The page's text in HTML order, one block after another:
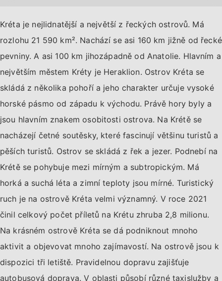
Kréta je nejlidnatější a největší z řeckých ostrovů. Má
rozlohu 21 590 km². Nachází se asi 160 km jižně od řecké
pevniny. A asi 100 km jihozápadně od Anatolie. Hlavním a
největším městem Kréty je Heraklion. Ostrov Kréta se
skládá z několika pohoří a jeho charakter určuje vysoké
horské pásmo od západu k východu. Právě hory byly a
jsou hlavním znakem osobitosti ostrova. Na Krétě se
nacházejí četné soutěsky, které fascinují většinu turistů a
pěších turistů. Ostrov se skládá z řek a jezer. Podnebí na
Krétě se pohybuje mezi mírným a subtropickým. Má
horká a suchá léta a zimní teploty jsou mírné. Turistický
ruch je na ostrově Kréta velmi významný. V roce 2021
činil celkový počet příletů na Krétu zhruba 2,8 milionu.
Na krásném ostrově Kréta se dá podniknout mnoho
aktivit a objevovat mnoho zajímavostí. Na ostrově jsou k
dispozici tři letiště. Pravidelnou dopravu zajišťuje
autobusová doprava. V oblasti působí různé taxislužby a